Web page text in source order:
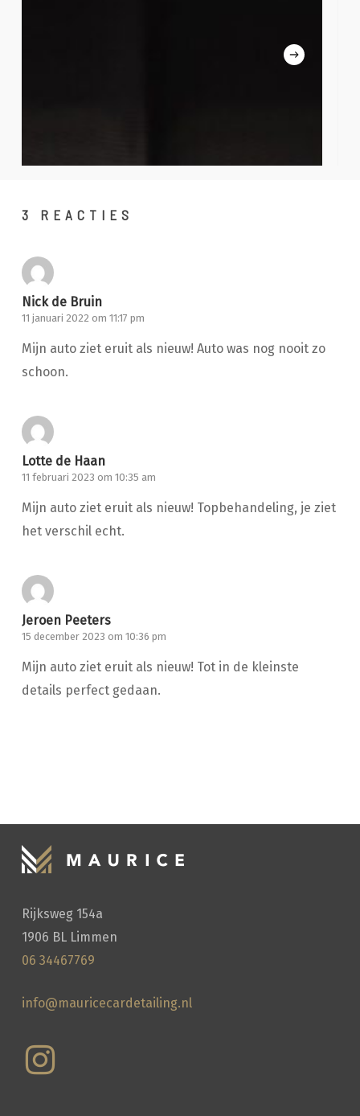
3 REACTIES
Nick de Bruin
11 januari 2022 om 11:17 pm
Mijn auto ziet eruit als nieuw! Auto was nog nooit zo
schoon.
Lotte de Haan
11 februari 2023 om 10:35 am
Mijn auto ziet eruit als nieuw! Topbehandeling, je ziet
het verschil echt.
Jeroen Peeters
15 december 2023 om 10:36 pm
Mijn auto ziet eruit als nieuw! Tot in de kleinste
details perfect gedaan.
Rijksweg 154a
1906 BL Limmen
06 34467769
info@mauricecardetailing.nl